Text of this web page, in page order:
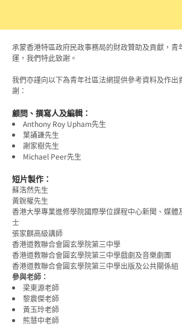
承蒙香港特區政府民政事務局的財政贊助及貢獻，青
運，我們特此致謝。
我們亦謹向以下為青年社區法網提供參考資料及作出
謝：
顧問、撰寫人及編輯：
Anthony Roy Upham先生
葉誦謙先生
謝家樹先生
Michael Peer先生
短片製作：
蘇浩然先生
黃銳權先生
香港大學專業進修學院國際學位課程中心新聞、媒體
士
張家麒高級講師
香港道教聯合會圓玄學院第三中學
香港道教聯合會圓玄學院第三中學戲劇及音樂劇團
香港道教聯合會圓玄學院第三中學出版及公共關係組
參與老師：
梁東源老師
黎震傑老師
黃玉玲老師
熊慧中老師